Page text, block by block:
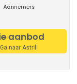
Aannemers
aanbod
Ga naar Astrill